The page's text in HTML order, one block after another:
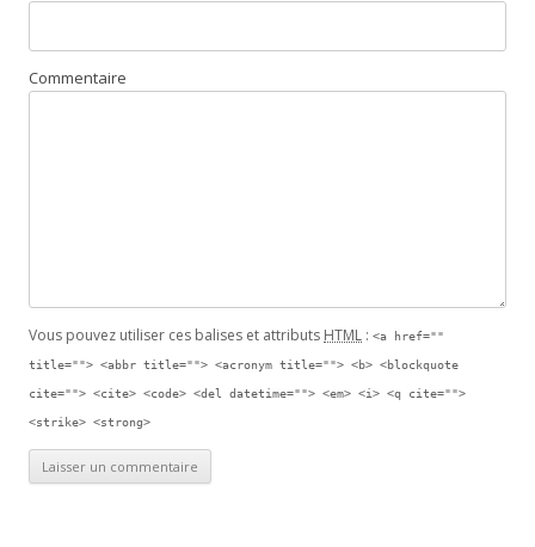
Commentaire
Vous pouvez utiliser ces balises et attributs HTML : <a href=""
title=""> <abbr title=""> <acronym title=""> <b> <blockquote
cite=""> <cite> <code> <del datetime=""> <em> <i> <q cite="">
<strike> <strong>